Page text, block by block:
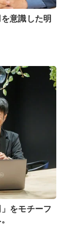
意識した明
をモチーフ